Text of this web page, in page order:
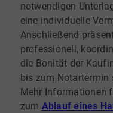
notwendigen
eine individuelle
Anschließend
professionell,
die Bonität der
bis zum Notartermin
Mehr Informationen
zum Ablauf eines